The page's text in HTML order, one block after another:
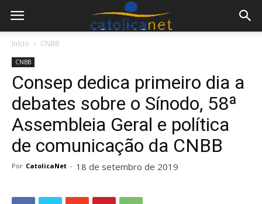
Início CNBB
CNBB
Consep dedica primeiro dia a
debates sobre o Sínodo, 58ª
Assembleia Geral e política
de comunicação da CNBB
Por CatolicaNet - 18 de setembro de 2019